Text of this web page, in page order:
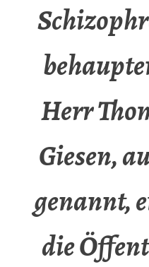
Herr
Giesen,
genannt,
die